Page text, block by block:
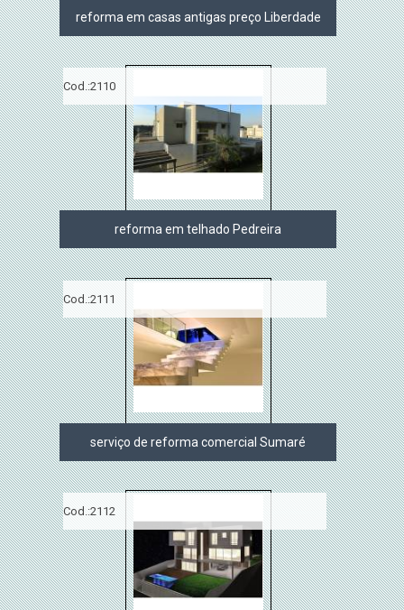
reforma em casas antigas preço Liberdade
Cod.:2110
reforma em telhado Pedreira
Cod.:2111
serviço de reforma comercial Sumaré
Cod.:2112